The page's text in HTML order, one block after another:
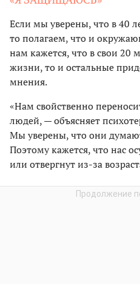
Если мы уверены, что в 40
то полагаем, что и
нам кажется, что в свои 20
жизни, то и остальные
мнения.
«Нам свойственно
людей, — объясняет
Мы уверены, что они
Поэтому кажется, что нас
или отвергнут из-за